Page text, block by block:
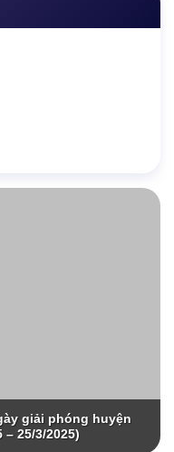
giải phóng huyện
– 25/3/2025)